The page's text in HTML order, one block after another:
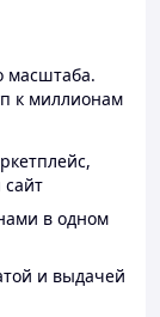
масштаба.
к миллионам
в одном
и выдачей